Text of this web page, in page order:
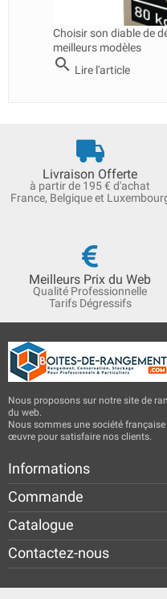
Choisir son diable de
meilleurs modèles
search Lire l'article
Livraison Offerte
à partir de 195 € d'achat
France, Belgique et
Meilleurs Prix du Web
Qualité Professionnelle
Tarifs Dégressifs
Nous proposons sur notre site de
du web.
Nous sommes une société
œuvre pour satisfaire nos clients.
Informations
Commande
Catalogue
Contactez-nous